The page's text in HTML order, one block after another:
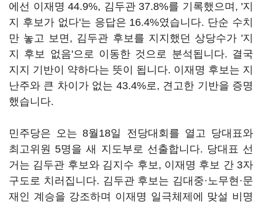
에선 이재명 44.9%, 김두관 37.8%를 기록했으며, '지
지 후보가 없다'는 응답은 16.4%였습니다. 단순 수치
만 놓고 보면, 김두관 후보를 지지했던 상당수가 '지
지 후보 없음'으로 이동한 것으로 분석됩니다. 결국
지지 기반이 약하다는 뜻이 됩니다. 이재명 후보는 지
난주와 큰 차이가 없는 43.4%로, 견고한 기반을 증명
했습니다.
민주당은 오는 8월18일 전당대회를 열고 당대표와
최고위원 5명을 새 지도부로 선출합니다. 당대표 선
거는 김두관 후보와 김지수 후보, 이재명 후보 간 3자
구도로 치러집니다. 김두관 후보는 김대중·노무현·문
재인 계승을 강조하며 이재명 일극체제에 맞설 비명